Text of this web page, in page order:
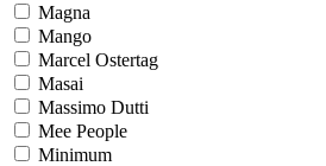
Magna
Mango
Marcel Ostertag
Masai
Massimo Dutti
Mee People
Minimum